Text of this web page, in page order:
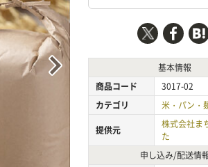
基本情報
商品コード
3017-02
カテゴリ
米・パン・
提供元
株式会社ま
た
申し込み/配送情